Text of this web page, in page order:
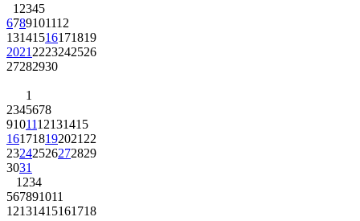
1 2345
6789101112
13141516171819
2021 2223242526
27282930
1
2345678
9101112131415
161718192021 22
23242526272829
3031
1 234
567891011
12131415161718